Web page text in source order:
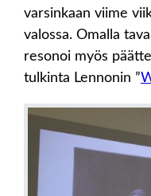
varsinkaan viime
valossa. Omalla
resonoi myös
tulkinta Lennonin ”